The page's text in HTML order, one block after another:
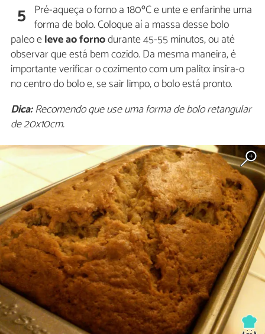
5 Pré-aqueça o forno a 180ºC e unte e enfarinhe uma
forma de bolo. Coloque aí a massa desse bolo
paleo eleve ao fornodurante 45-55 minutos, ou até
observar que está bem cozido. Da mesma maneira, é
importante verificar o cozimento com um palito: insira-o
no centro do bolo e, se sair limpo, o bolo está pronto.
Dica:Recomendo que use uma forma de bolo retangular
de 20x10cm.